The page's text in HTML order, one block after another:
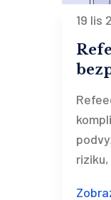
19 lis